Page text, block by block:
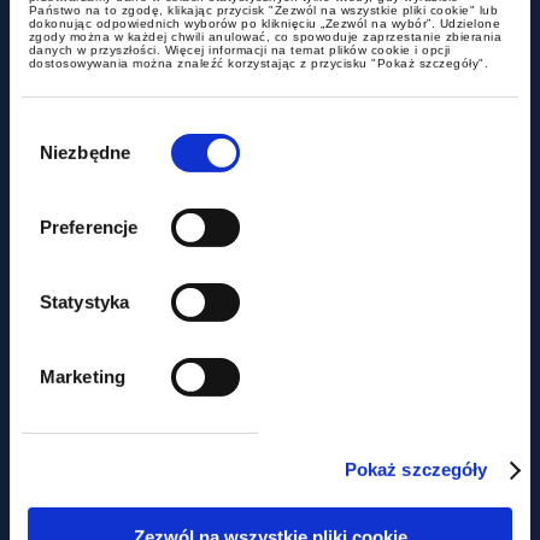
Państwo na to zgodę, klikając przycisk "Zezwól na wszystkie pliki cookie" lub
dokonując odpowiednich wyborów po kliknięciu „Zezwól na wybór”. Udzielone
zgody można w każdej chwili anulować, co spowoduje zaprzestanie zbierania
danych w przyszłości. Więcej informacji na temat plików cookie i opcji
dostosowywania można znaleźć korzystając z przycisku "Pokaż szczegóły".
zgody
Niezbędne
Preferencje
Statystyka
Marketing
Pokaż szczegóły
Czy miasto może być
podatnikiem akcyzy?
aktualności
Nie tylko prawem... Piknik
charytatywny z udziałem GWW